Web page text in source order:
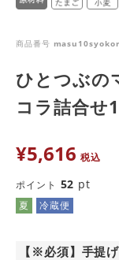
商品番号
ひとつぶの
コラ詰合せ
¥5,616 税込
ポイント 52 pt
夏 冷蔵便
【※必須】手提